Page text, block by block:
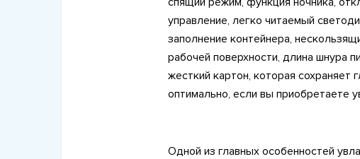
управление, легко читаемый
заполнение контейнера,
рабочей поверхности, длина шнура
жесткий картон, которая сохраняет
оптимально, если вы приобретаете
Одной из главных особенностей